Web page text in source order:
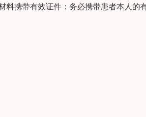
料携带有效证件：务必携带患者本人的